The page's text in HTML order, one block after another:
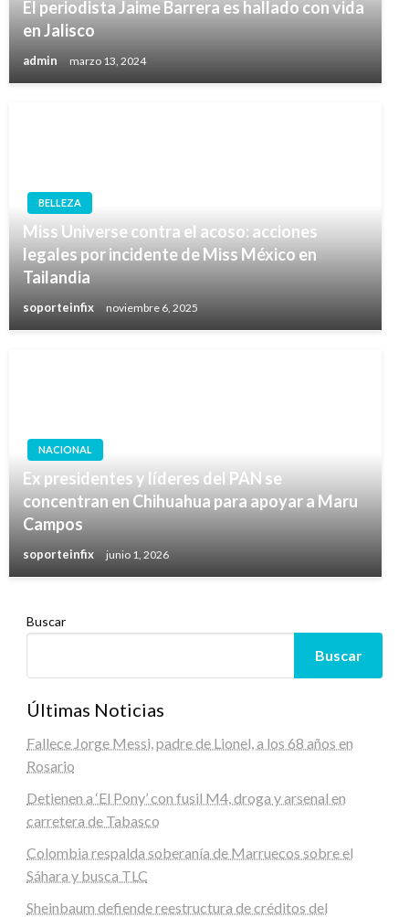
El periodista Jaime Barrera es hallado con vida
en Jalisco
admin marzo 13, 2024
BELLEZA
Miss Universe contra el acoso: acciones
legales por incidente de Miss México en
Tailandia
soporteinfix noviembre 6, 2025
NACIONAL
Ex presidentes y líderes del PAN se
concentran en Chihuahua para apoyar a Maru
Campos
soporteinfix junio 1, 2026
Buscar
Buscar
Últimas Noticias
Fallece Jorge Messi, padre de Lionel, a los 68 años en
Rosario
Detienen a ‘El Pony’ con fusil M4, droga y arsenal en
carretera de Tabasco
Colombia respalda soberanía de Marruecos sobre el
Sáhara y busca TLC
Sheinbaum defiende reestructura de créditos del